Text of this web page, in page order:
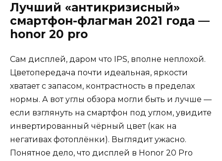
Лучший «антикризисный»
смартфон-флагман 2021 года —
honor 20 pro
Сам дисплей, даром что IPS, вполне неплохой.
Цветопередача почти идеальная, яркости
хватает с запасом, контрастность в пределах
нормы. А вот углы обзора могли быть и лучше —
если взглянуть на смартфон под углом, увидите
инвертированный чёрный цвет (как на
негативах фотоплёнки). Выглядит ужасно.
Понятное дело, что дисплей в Honor 20 Pro